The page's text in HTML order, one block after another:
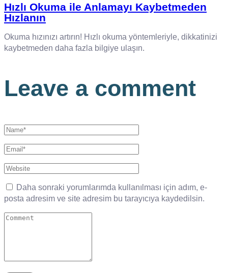
Hızlı Okuma ile Anlamayı Kaybetmeden
Hızlanın
Okuma hızınızı artırın! Hızlı okuma yöntemleriyle, dikkatinizi
kaybetmeden daha fazla bilgiye ulaşın.
Leave a comment
Daha sonraki yorumlarımda kullanılması için adım, e-
posta adresim ve site adresim bu tarayıcıya kaydedilsin.